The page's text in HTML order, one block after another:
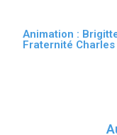
Animation :
Fraternité